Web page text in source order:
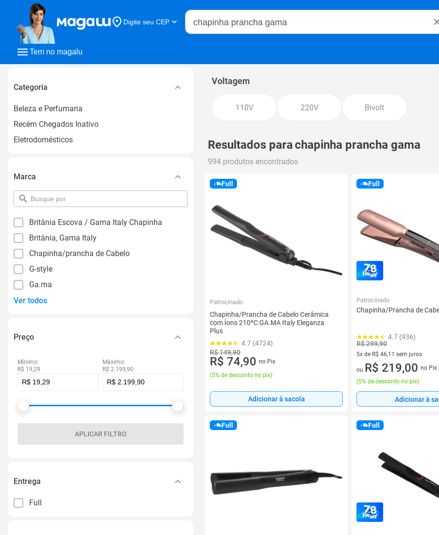
Tem no magalu
Digite seu CEP
Buscar no Magalu
Categoria
Beleza e Perfumaria
Recém Chegados Inativo
Eletrodomésticos
Marca
pesquisar
por
Britânia Escova / Gama Italy Chapinha
Britânia, Gama Italy
Chapinha/prancha de Cabelo
G-style
Ga.ma
Ver todos
Preço
Mínimo:
R$ 19,29
Máximo:
R$ 2.199,90
APLICAR FILTRO
Entrega
Full
Voltagem
110V 220V Bivolt
Resultados parachapinha prancha gama
994 produtos encontrados
Full
Patrocinado
Chapinha/Prancha de Cabelo Cerâmica
com Íons 210ºC GA.MA Italy Eleganza
Plus
4.7 (4724)
R$ 149,90
R$ 74,90 no Pix
(5% de desconto no pix)
Adicionar à sacola
Full
Patrocinado
Chapinha/Prancha de
4.7 (936)
R$ 299,90
5x de R$ 46,11 sem juros
5 vez de R$ 46,11 sem juros
ou R$ 219,00 no Pix
(5% de desconto no pix)
Adicionar à
Full Full